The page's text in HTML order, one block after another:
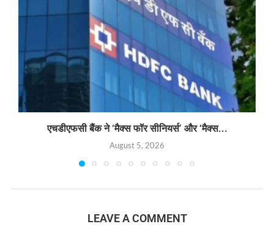
एचडीएफसी बैंक ने ‘मैक्स फॉर सीनियर्स’ और ‘मैक्स...
August 5, 2026
LEAVE A COMMENT